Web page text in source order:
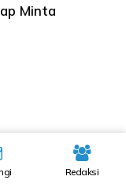
Minta
Redaksi